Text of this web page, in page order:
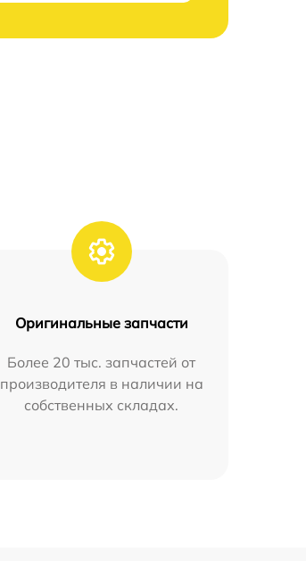
Оригинальные запчасти
Более 20 тыс. запчастей от
производителя в наличии на
собственных складах.